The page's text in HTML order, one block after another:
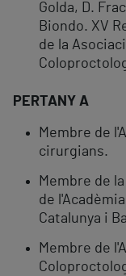
Golda, D.
Biondo. XV
de la
PERTANY A
Membre de
cirurgians.
Membre de
de
Catalunya i
Membre de